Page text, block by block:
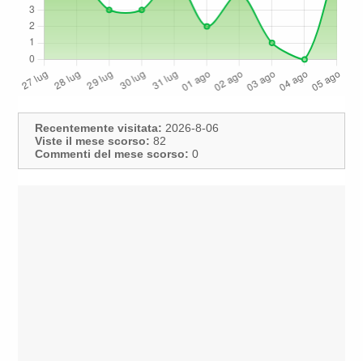
Recentemente visitata: 2026-8-06
Viste il mese scorso: 82
Commenti del mese scorso: 0